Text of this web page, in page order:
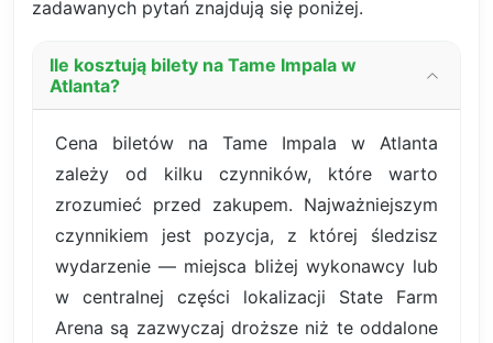
zadawanych pytań znajdują się poniżej.
Ile kosztują bilety na Tame Impala w
Atlanta?
Cena biletów na Tame Impala w Atlanta
zależy od kilku czynników, które warto
zrozumieć przed zakupem. Najważniejszym
czynnikiem jest pozycja, z której śledzisz
wydarzenie — miejsca bliżej wykonawcy lub
w centralnej części lokalizacji State Farm
Arena są zazwyczaj droższe niż te oddalone